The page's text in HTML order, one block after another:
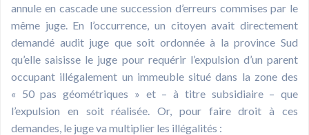
annule en cascade une succession d’erreurs commises par le
même juge. En l’occurrence, un citoyen avait directement
demandé audit juge que soit ordonnée à la province Sud
qu’elle saisisse le juge pour requérir l’expulsion d’un parent
occupant illégalement un immeuble situé dans la zone des
« 50 pas géométriques » et – à titre subsidiaire – que
l’expulsion en soit réalisée. Or, pour faire droit à ces
demandes, le juge va multiplier les illégalités :